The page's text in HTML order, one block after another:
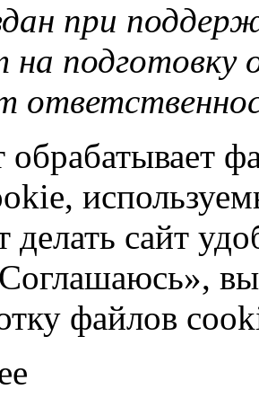
при
на подготовку
сайт
вы
файлов